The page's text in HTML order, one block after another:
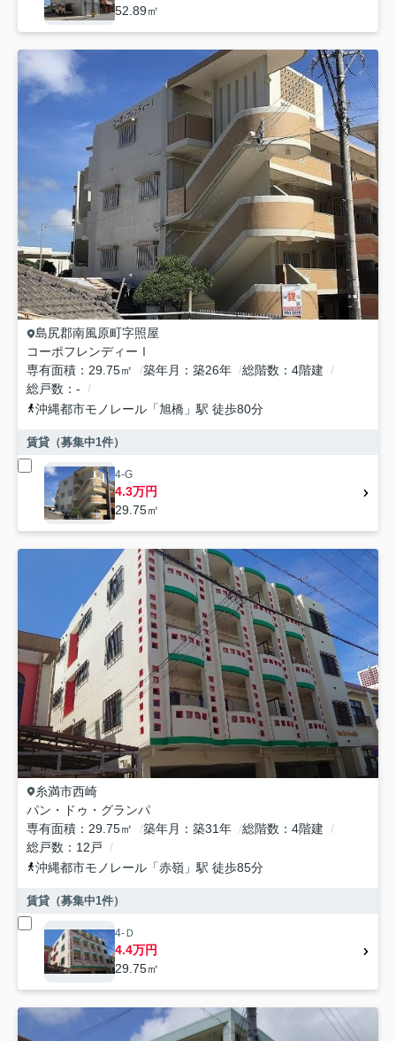
52.89㎡
島尻郡南風原町字照屋
コーポフレンディーⅠ
専有面積
29.75㎡ 築年月 築26年 総階数
4階建
総戸数
-
沖縄都市モノレール 「旭橋 」駅 徒歩80分
賃貸（募集中1件）
4-G
4.3万円
29.75㎡
糸満市西崎
パン・ドゥ・グランパ
専有面積
29.75㎡ 築年月 築31年 総階数
4階建
総戸数
12戸
沖縄都市モノレール 「赤嶺 」駅 徒歩85分
賃貸（募集中1件）
4-Ｄ
4.4万円
29.75㎡